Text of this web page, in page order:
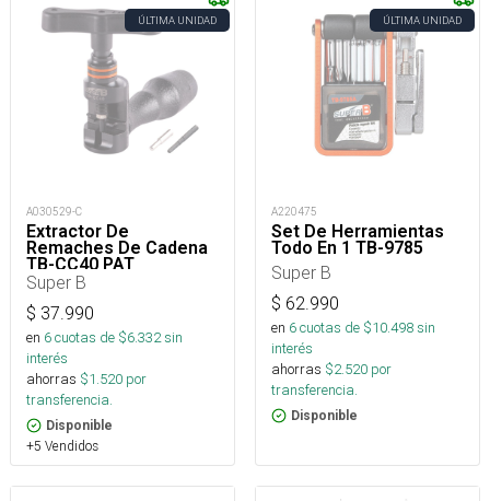
ÚLTIMA UNIDAD
A030529-C
Extractor De
Remaches De Cadena
TB-CC40 PAT
Super B
$ 37.990
en 6cuotas de $6.332sin
interés
ahorras $1.520 por
transferencia.
Disponible
+5 Vendidos
ÚLTIMA UNIDAD
A220475
Set De Herramientas
Todo En 1 TB-9785
Super B
$ 62.990
en 6cuotas de $10.498sin
interés
ahorras $2.520 por
transferencia.
Disponible